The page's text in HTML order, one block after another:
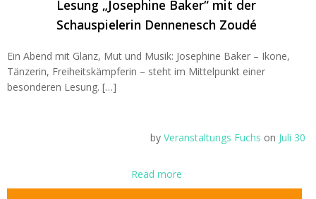
Lesung „Josephine Baker“ mit der
Schauspielerin Dennenesch Zoudé
Ein Abend mit Glanz, Mut und Musik: Josephine Baker – Ikone,
Tänzerin, Freiheitskämpferin – steht im Mittelpunkt einer
besonderen Lesung. […]
by Veranstaltungs Fuchs on Juli 30
Read more